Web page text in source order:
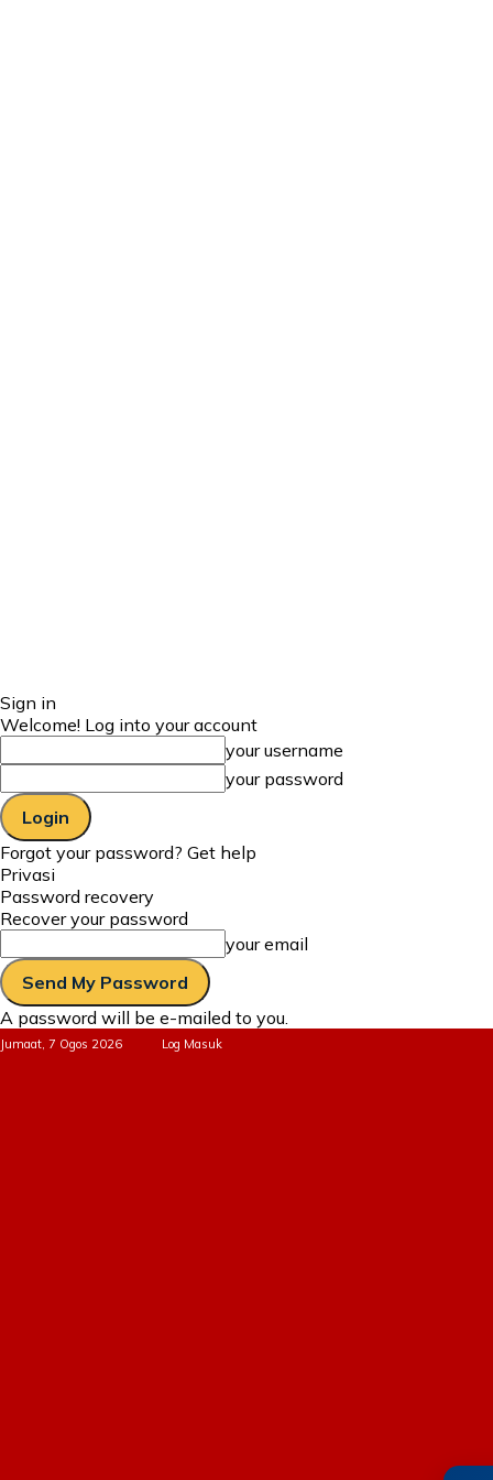
Sign in
Welcome! Log into your account
your username
your password
Forgot your password? Get help
Privasi
Password recovery
Recover your password
your email
A password will be e-mailed to you.
Jumaat, 7 Ogos 2026 Log Masuk